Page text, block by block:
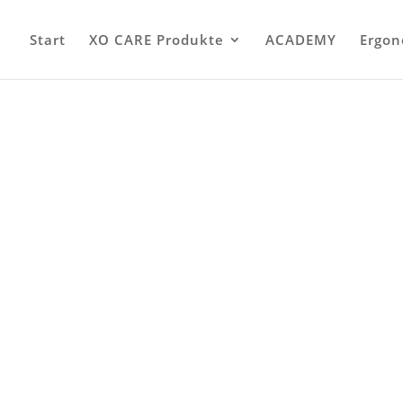
Start XO CARE Produkte ACADEMY